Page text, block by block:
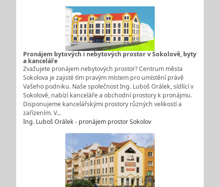
Pronájem bytových i nebytových prostor v Sokolově, byty
a kanceláře
Zvažujete pronájem nebytových prostor? Centrum města
Sokolova je zajisté tím pravým místem pro umístění právě
Vašeho podniku. Naše společnost Ing. Luboš Orálek, sídlící v
Sokolově, nabízí kanceláře a obchodní prostory k pronájmu.
Disponujeme kancelářskými prostory různých velikostí a
zařízením. V…
Ing. Luboš Orálek - pronájem prostor Sokolov